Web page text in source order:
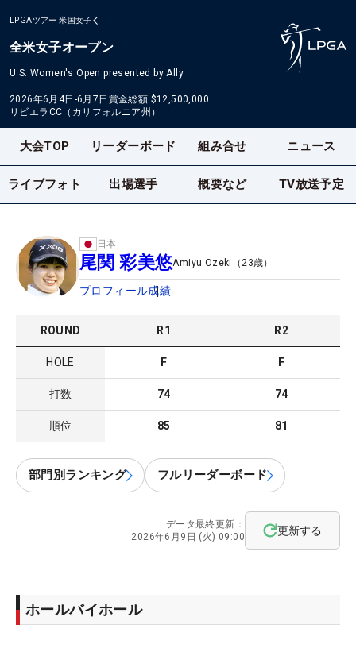
LPGAツアー 米国女子
全米女子オープン
U.S. Women's Open presented by Ally
2026年6月4日-6月7日 賞金総額 $12,500,000
リビエラCC（カリフォルニア州）
大会TOP リーダーボード 組み合せ ニュース
ライブフォト 出場選手 概要など TV放送予定
日本
尾関 彩美悠Amiyu Ozeki （ 23歳）
プロフィール成績
ROUND R1 R2
HOLE F F
打数 74 74
順位 85 81
部門別ランキング フルリーダーボード
データ最終更新：
2026年6月9日 (火) 09:00
更新する
ホールバイホール